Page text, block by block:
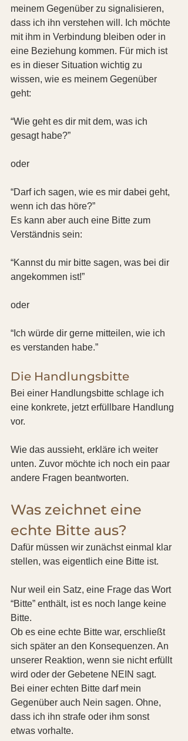
meinem Gegenüber zu signalisieren,
dass ich ihn verstehen will. Ich möchte
mit ihm in Verbindung bleiben oder in
eine Beziehung kommen. Für mich ist
es in dieser Situation wichtig zu
wissen, wie es meinem Gegenüber
geht:
“Wie geht es dir mit dem, was ich
gesagt habe?”
oder
“Darf ich sagen, wie es mir dabei geht,
wenn ich das höre?”
Es kann aber auch eine Bitte zum
Verständnis sein:
“Kannst du mir bitte sagen, was bei dir
angekommen ist!”
oder
“Ich würde dir gerne mitteilen, wie ich
es verstanden habe.”
Die Handlungsbitte
Bei einer Handlungsbitte schlage ich
eine konkrete, jetzt erfüllbare Handlung
vor.
Wie das aussieht, erkläre ich weiter
unten. Zuvor möchte ich noch ein paar
andere Fragen beantworten.
Was zeichnet eine
echte Bitte aus?
Dafür müssen wir zunächst einmal klar
stellen, was eigentlich eine Bitte ist.
Nur weil ein Satz, eine Frage das Wort
“Bitte” enthält, ist es noch lange keine
Bitte.
Ob es eine echte Bitte war, erschließt
sich später an den Konsequenzen. An
unserer Reaktion, wenn sie nicht erfüllt
wird oder der Gebetene NEIN sagt.
Bei einer echten Bitte darf mein
Gegenüber auch Nein sagen. Ohne,
dass ich ihn strafe oder ihm sonst
etwas vorhalte.